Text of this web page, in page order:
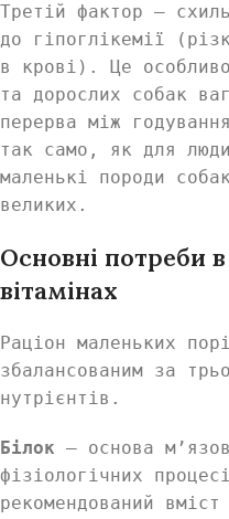
Третій фактор —
до гіпоглікемії
в крові). Це
та дорослих собак
перерва між
так само, як для
маленькі породи
великих.
Основні потреби
вітамінах
Раціон маленьких
збалансованим за
нутрієнтів.
Білок — основа
фізіологічних
рекомендований